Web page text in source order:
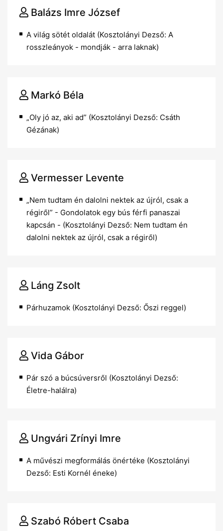
Balázs Imre József
A világ sötét oldalát (Kosztolányi Dezső: A
rosszleányok - mondják - arra laknak)
Markó Béla
„Oly jó az, aki ad” (Kosztolányi Dezső: Csáth
Gézának)
Vermesser Levente
„Nem tudtam én dalolni nektek az újról, csak a
régiről” - Gondolatok egy bús férfi panaszai
kapcsán - (Kosztolányi Dezső: Nem tudtam én
dalolni nektek az újról, csak a régiről)
Láng Zsolt
Párhuzamok (Kosztolányi Dezső: Őszi reggel)
Vida Gábor
Pár szó a búcsúversről (Kosztolányi Dezső:
Életre-halálra)
Ungvári Zrínyi Imre
A művészi megformálás önértéke (Kosztolányi
Dezső: Esti Kornél éneke)
Szabó Róbert Csaba